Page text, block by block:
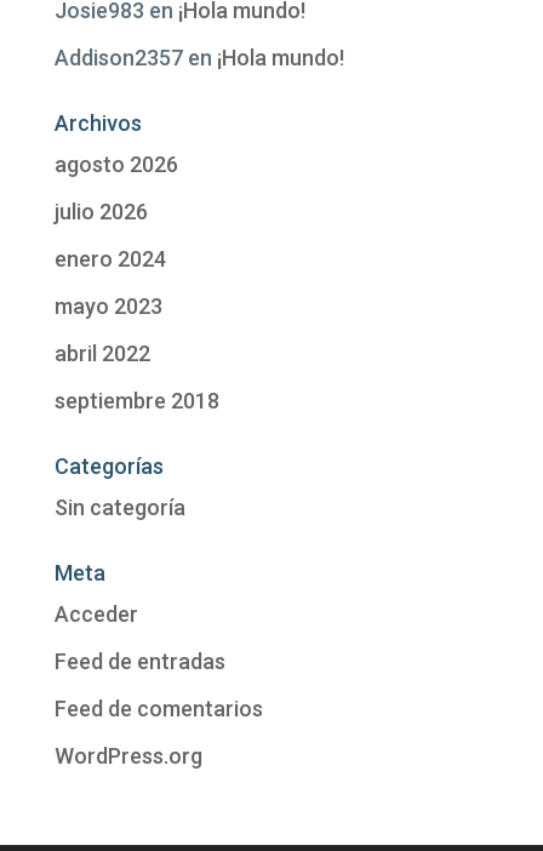
Josie983 en ¡Hola mundo!
Addison2357en ¡Hola mundo!
Archivos
agosto 2026
julio 2026
enero 2024
mayo 2023
abril 2022
septiembre 2018
Categorías
Sin categoría
Meta
Acceder
Feed de entradas
Feed de comentarios
WordPress.org